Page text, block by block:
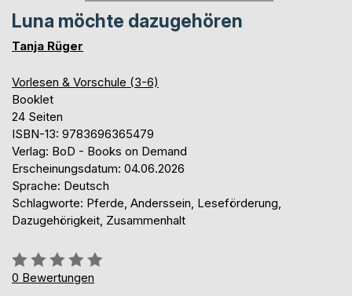
Luna möchte dazugehören
Tanja Rüger
Vorlesen & Vorschule (3-6)
Booklet
24 Seiten
ISBN-13: 9783696365479
Verlag: BoD - Books on Demand
Erscheinungsdatum: 04.06.2026
Sprache: Deutsch
Schlagworte: Pferde, Anderssein, Leseförderung,
Dazugehörigkeit, Zusammenhalt
Bewertung::
0%
0 Bewertungen